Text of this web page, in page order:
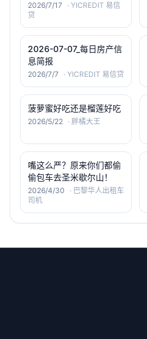
2026/7/17 · YICREDIT 易信
贷
2026-07-07_每日房产信
息简报
2026/7/7 · YICREDIT 易信贷
菠萝蜜好吃还是榴莲好吃
2026/5/22 · 胖橘大王
嘴这么严？原来你们都偷
偷包车去圣米歇尔山！
2026/4/30 · 巴黎华人出租车
司机